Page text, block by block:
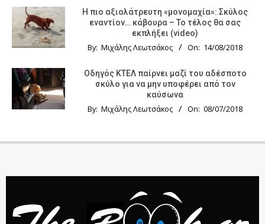
Η πιο αξιολάτρευτη «μονομαχία»: Σκύλος
εναντίον… κάβουρα – Το τέλος θα σας
εκπλήξει (video)
By: Μιχάλης Λεωτσάκος On: 14/08/2018
Οδηγός KTΕΛ παίρνει μαζί του αδέσποτο
σκύλο για να μην υποφέρει από τον
καύσωνα
By: Μιχάλης Λεωτσάκος On: 08/07/2018